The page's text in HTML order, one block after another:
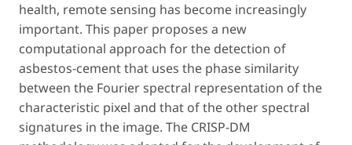
health, remote sensing has become increasingly
important. This paper proposes a new
computational approach for the detection of
asbestos-cement that uses the phase similarity
between the Fourier spectral representation of the
characteristic pixel and that of the other spectral
signatures in the image. The CRISP-DM